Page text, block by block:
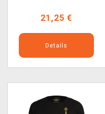
21,25 €
Details